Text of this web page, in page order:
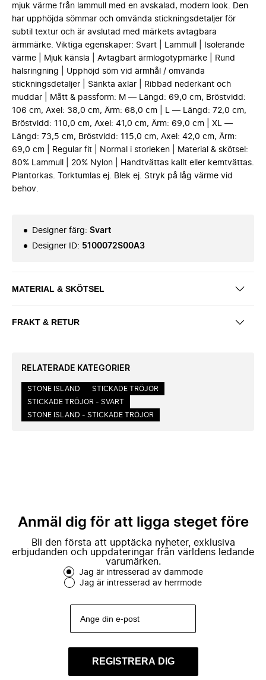
mjuk värme från lammull med en avskalad, modern look. Den
har upphöjda sömmar och omvända stickningsdetaljer för
subtil textur och är avslutad med märkets avtagbara
ärmmärke. Viktiga egenskaper: Svart | Lammull | Isolerande
värme | Mjuk känsla | Avtagbart ärmlogotypmärke | Rund
halsringning | Upphöjd söm vid ärmhål / omvända
stickningsdetaljer | Sänkta axlar | Ribbad nederkant och
muddar | Mått & passform: M — Längd: 69,0 cm, Bröstvidd:
106 cm, Axel: 38,0 cm, Ärm: 68,0 cm | L — Längd: 72,0 cm,
Bröstvidd: 110,0 cm, Axel: 41,0 cm, Ärm: 69,0 cm | XL —
Längd: 73,5 cm, Bröstvidd: 115,0 cm, Axel: 42,0 cm, Ärm:
69,0 cm | Regular fit | Normal i storleken | Material & skötsel:
80% Lammull | 20% Nylon | Handtvättas kallt eller kemtvättas.
Plantorkas. Torktumlas ej. Blek ej. Stryk på låg värme vid
behov.
Designer färg: Svart
Designer ID: 5100072S00A3
MATERIAL & SKÖTSEL
FRAKT & RETUR
RELATERADE KATEGORIER
STONE ISLAND
STICKADE TRÖJOR
STICKADE TRÖJOR - SVART
STONE ISLAND - STICKADE TRÖJOR
Anmäl dig för att ligga steget före
Bli den första att upptäcka nyheter, exklusiva
erbjudanden och uppdateringar från världens ledande
varumärken.
Jag är intresserad av dammode
Jag är intresserad av herrmode
REGISTRERA DIG